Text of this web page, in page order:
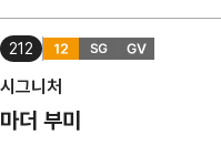
212
시그니처
마더 부미